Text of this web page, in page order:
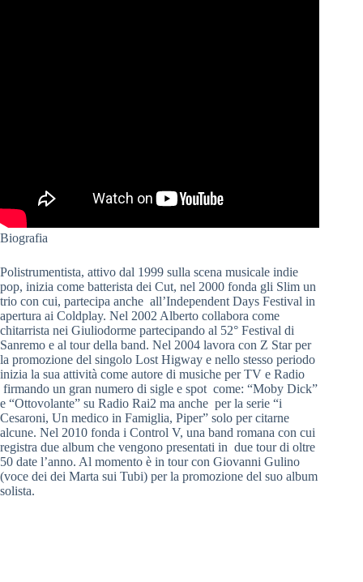
Biografia
Polistrumentista, attivo dal 1999 sulla scena musicale indie
pop, inizia come batterista dei Cut, nel 2000 fonda gli Slim un
trio con cui, partecipa anche all’Independent Days Festival in
apertura ai Coldplay. Nel 2002 Alberto collabora come
chitarrista nei Giuliodorme partecipando al 52° Festival di
Sanremo e al tour della band. Nel 2004 lavora con Z Star per
la promozione del singolo Lost Higway e nello stesso periodo
inizia la sua attività come autore di musiche per TV e Radio
firmando un gran numero di sigle e spot come: “Moby Dick”
e “Ottovolante” su Radio Rai2 ma anche per la serie “i
Cesaroni, Un medico in Famiglia, Piper” solo per citarne
alcune. Nel 2010 fonda i Control V, una band romana con cui
registra due album che vengono presentati in due tour di oltre
50 date l’anno. Al momento è in tour con Giovanni Gulino
(voce dei dei Marta sui Tubi) per la promozione del suo album
solista.